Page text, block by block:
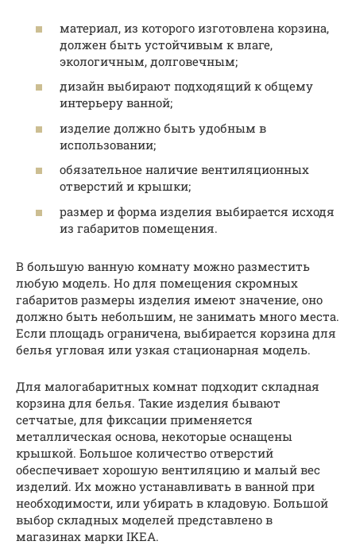
материал, из которого изготовлена корзина,
должен быть устойчивым к влаге,
экологичным, долговечным;
дизайн выбирают подходящий к общему
интерьеру ванной;
изделие должно быть удобным в
использовании;
обязательное наличие вентиляционных
отверстий и крышки;
размер и форма изделия выбирается исходя
из габаритов помещения.
В большую ванную комнату можно разместить
любую модель. Но для помещения скромных
габаритов размеры изделия имеют значение, оно
должно быть небольшим, не занимать много места.
Если площадь ограничена, выбирается корзина для
белья угловая или узкая стационарная модель.
Для малогабаритных комнат подходит складная
корзина для белья. Такие изделия бывают
сетчатые, для фиксации применяется
металлическая основа, некоторые оснащены
крышкой. Большое количество отверстий
обеспечивает хорошую вентиляцию и малый вес
изделий. Их можно устанавливать в ванной при
необходимости, или убирать в кладовую. Большой
выбор складных моделей представлено в
магазинах марки IKEA.